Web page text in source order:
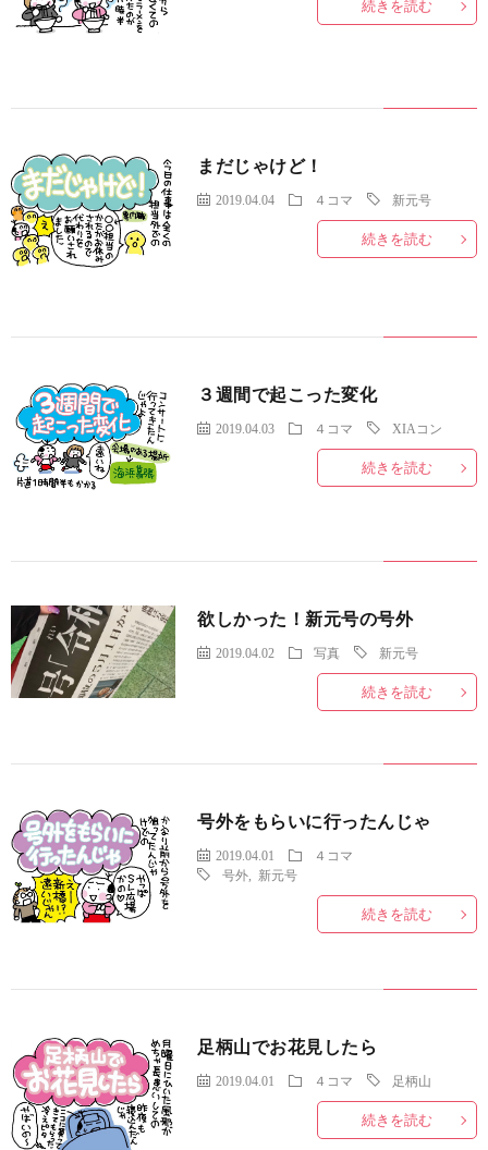
続きを読む
まだじゃけど！
2019.04.04 ４コマ 新元号
続きを読む
３週間で起こった変化
2019.04.03 ４コマ XIAコン
続きを読む
欲しかった！新元号の号外
2019.04.02 写真 新元号
続きを読む
号外をもらいに行ったんじゃ
2019.04.01
４コマ
号外
新元号
続きを読む
足柄山でお花見したら
2019.04.01 ４コマ 足柄山
続きを読む